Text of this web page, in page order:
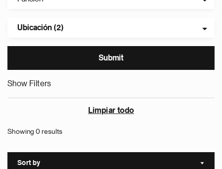
Ubicación (2)
Show Filters
Limpiar todo
Showing 0 results
Sort by Sort